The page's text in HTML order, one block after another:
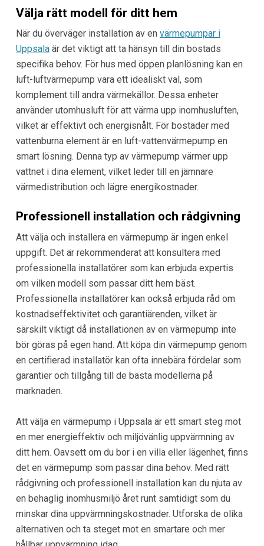
Välja rätt modell för ditt hem
När du överväger installation av en värmepumpar i
Uppsalaär det viktigt att ta hänsyn till din bostads
specifika behov. För hus med öppen planlösning kan en
luft-luftvärmepump vara ett idealiskt val, som
komplement till andra värmekällor. Dessa enheter
använder utomhusluft för att värma upp inomhusluften,
vilket är effektivt och energisnålt. För bostäder med
vattenburna element är en luft-vattenvärmepump en
smart lösning. Denna typ av värmepump värmer upp
vattnet i dina element, vilket leder till en jämnare
värmedistribution och lägre energikostnader.
Professionell installation och rådgivning
Att välja och installera en värmepump är ingen enkel
uppgift. Det är rekommenderat att konsultera med
professionella installatörer som kan erbjuda expertis
om vilken modell som passar ditt hem bäst.
Professionella installatörer kan också erbjuda råd om
kostnadseffektivitet och garantiärenden, vilket är
särskilt viktigt då installationen av en värmepump inte
bör göras på egen hand. Att köpa din värmepump genom
en certifierad installatör kan ofta innebära fördelar som
garantier och tillgång till de bästa modellerna på
marknaden.
Att välja en värmepump i Uppsala är ett smart steg mot
en mer energieffektiv och miljövänlig uppvärmning av
ditt hem. Oavsett om du bor i en villa eller lägenhet, finns
det en värmepump som passar dina behov. Med rätt
rådgivning och professionell installation kan du njuta av
en behaglig inomhusmiljö året runt samtidigt som du
minskar dina uppvärmningskostnader. Utforska de olika
alternativen och ta steget mot en smartare och mer